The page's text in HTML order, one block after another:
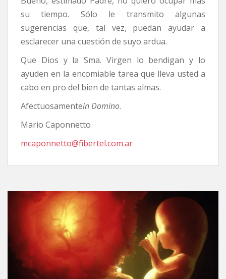
su tiempo. Sólo le transmito algunas
sugerencias que, tal vez, puedan ayudar a
esclarecer una cuestión de suyo ardua.
Que Dios y la Sma. Virgen lo bendigan y lo
ayuden en la encomiable tarea que lleva usted a
cabo en pro del bien de tantas almas.
Afectuosamentein Domino.
Mario Caponnetto
mcaponnetto@fibertel.com.ar